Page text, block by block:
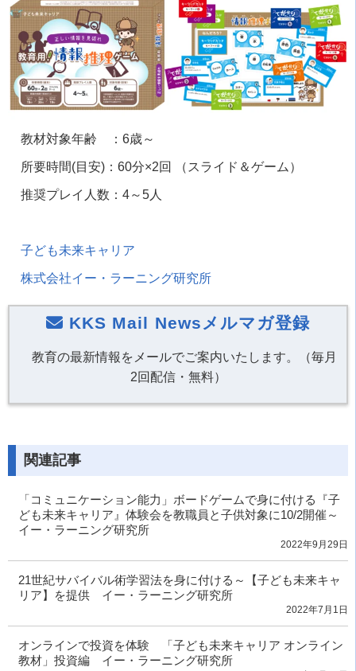
教材対象年齢 ：6歳～
所要時間(目安)：60分×2回 （スライド＆ゲーム）
推奨プレイ人数：4～5人
子ども未来キャリア
株式会社イー・ラーニング研究所
KKS Mail Newsメルマガ登録
教育の最新情報をメールでご案内いたします。（毎月
2回配信・無料）
関連記事
「コミュニケーション能力」ボードゲームで身に付ける『子
ども未来キャリア』体験会を教職員と子供対象に10/2開催～
イー・ラーニング研究所
2022年9月29日
21世紀サバイバル術学習法を身に付ける～【子ども未来キャ
リア】を提供 イー・ラーニング研究所
2022年7月1日
オンラインで投資を体験 「子ども未来キャリア オンライン
教材」投資編 イー・ラーニング研究所